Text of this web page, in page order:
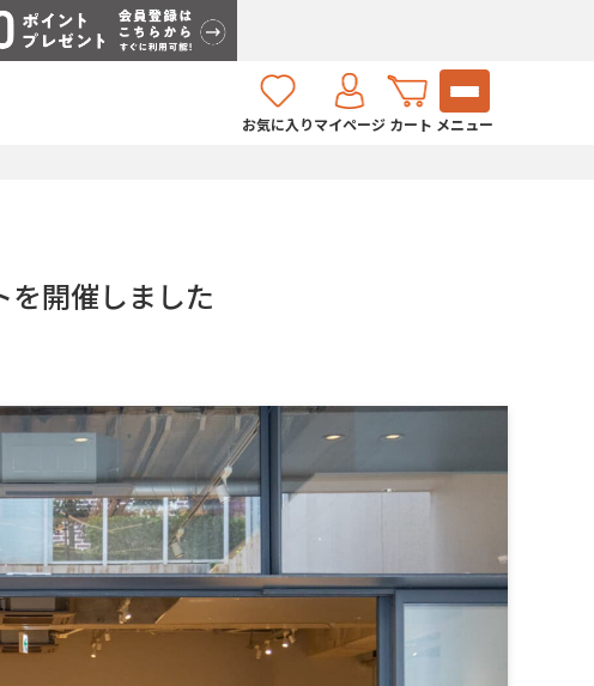
お気に入りマイページ カート メニュー
を開催しました